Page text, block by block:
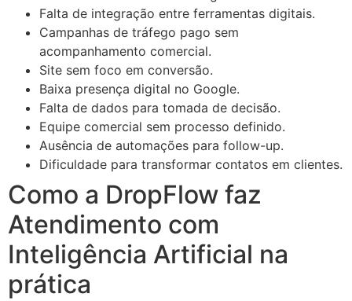
Falta de integração entre ferramentas digitais.
Campanhas de tráfego pago sem
acompanhamento comercial.
Site sem foco em conversão.
Baixa presença digital no Google.
Falta de dados para tomada de decisão.
Equipe comercial sem processo definido.
Ausência de automações para follow-up.
Dificuldade para transformar contatos em clientes.
Como a DropFlow faz
Atendimento com
Inteligência Artificial na
prática